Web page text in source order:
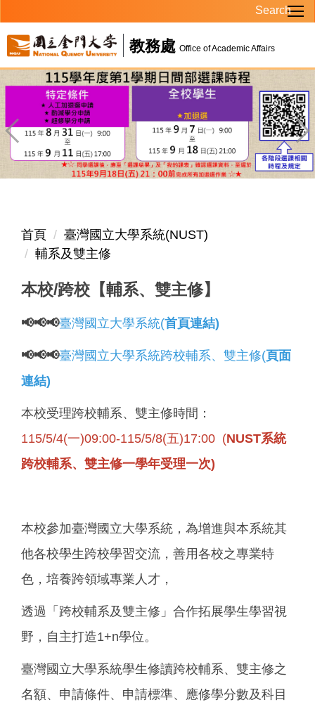
到
主
要
內
區
教務處 Office of Academic Affairs
Search
首頁
臺灣國立大學系統(NUST)
輔系及雙主修
本校/跨校【輔系、雙主修】
📢📢📢臺灣國立大學系統(首頁連結)
📢📢📢臺灣國立大學系統跨校輔系、雙主修(頁面
連結)
本校受理跨校輔系、雙主修時間：
115/5/4(一)09:00-115/5/8(五)17:00 (NUST系統
跨校輔系、雙主修一學年受理一次)
本校參加臺灣國立大學系統，為增進與本系統其
他各校學生跨校學習交流，善用各校之專業特
色，培養跨領域專業人才，
透過「跨校輔系及雙主修」合作拓展學生學習視
野，自主打造1+n學位。
臺灣國立大學系統學生修讀跨校輔系、雙主修之
名額、申請條件、申請標準、應修學分數及科目